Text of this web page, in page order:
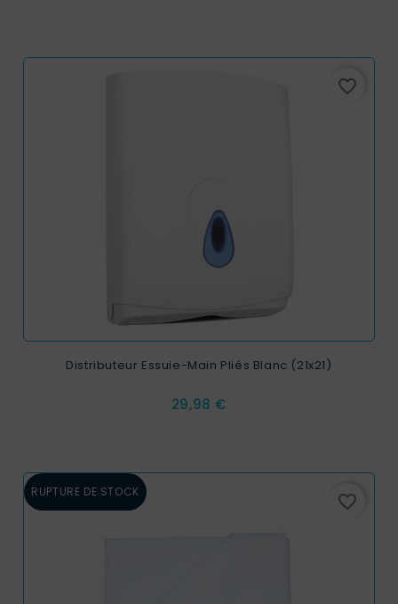
favorite_border
Distributeur Essuie-Main Pliés Blanc (21x21)
Prix
29,98 €
RUPTURE DE STOCK favorite_border